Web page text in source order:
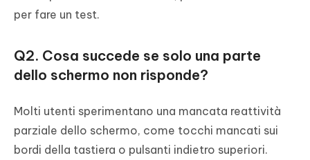
per fare un test.
Q2. Cosa succede se solo una parte
dello schermo non risponde?
Molti utenti sperimentano una mancata reattività
parziale dello schermo, come tocchi mancati sui
bordi della tastiera o pulsanti indietro superiori.